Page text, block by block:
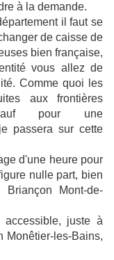
à la demande.
il faut se
de caisse de
bien française,
vous allez de
Comme quoi les
aux frontières
sauf pour une
passera sur cette
d'une heure pour
nulle part, bien
Mont-de-
juste à
Monêtier-les-Bains,